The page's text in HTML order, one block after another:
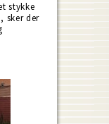
stykke
sker der